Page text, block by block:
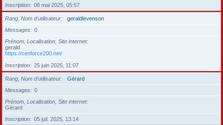
Inscription
08 mai 2025, 05:57
Rang, Nom d’utilisateur
geraldlevenson
Messages
0
Prénom, Localisation, Site internet
gerald
https://cenforce200.net/
Inscription
25 juin 2025, 11:07
Rang, Nom d’utilisateur
Gérard
Messages
0
Prénom, Localisation, Site internet
Gérard
Inscription
05 juil. 2025, 13:14